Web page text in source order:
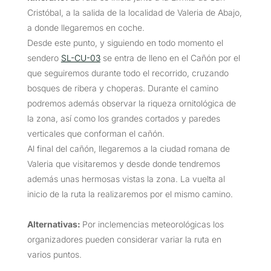
Cristóbal, a la salida de la localidad de Valeria de Abajo,
a donde llegaremos en coche.
Desde este punto, y siguiendo en todo momento el
sendero SL-CU-03se entra de lleno en el Cañón por el
que seguiremos durante todo el recorrido, cruzando
bosques de ribera y choperas. Durante el camino
podremos además observar la riqueza ornitológica de
la zona, así como los grandes cortados y paredes
verticales que conforman el cañón.
Al final del cañón, llegaremos a la ciudad romana de
Valeria que visitaremos y desde donde tendremos
además unas hermosas vistas la zona. La vuelta al
inicio de la ruta la realizaremos por el mismo camino.
Alternativas: Por inclemencias meteorológicas los
organizadores pueden considerar variar la ruta en
varios puntos.